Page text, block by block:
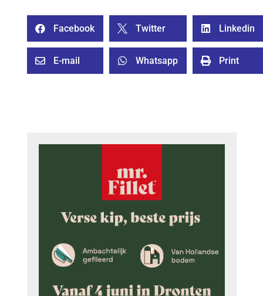
 Facebook  Twitter  Linkedin
 E-mail  Whatsapp  Print